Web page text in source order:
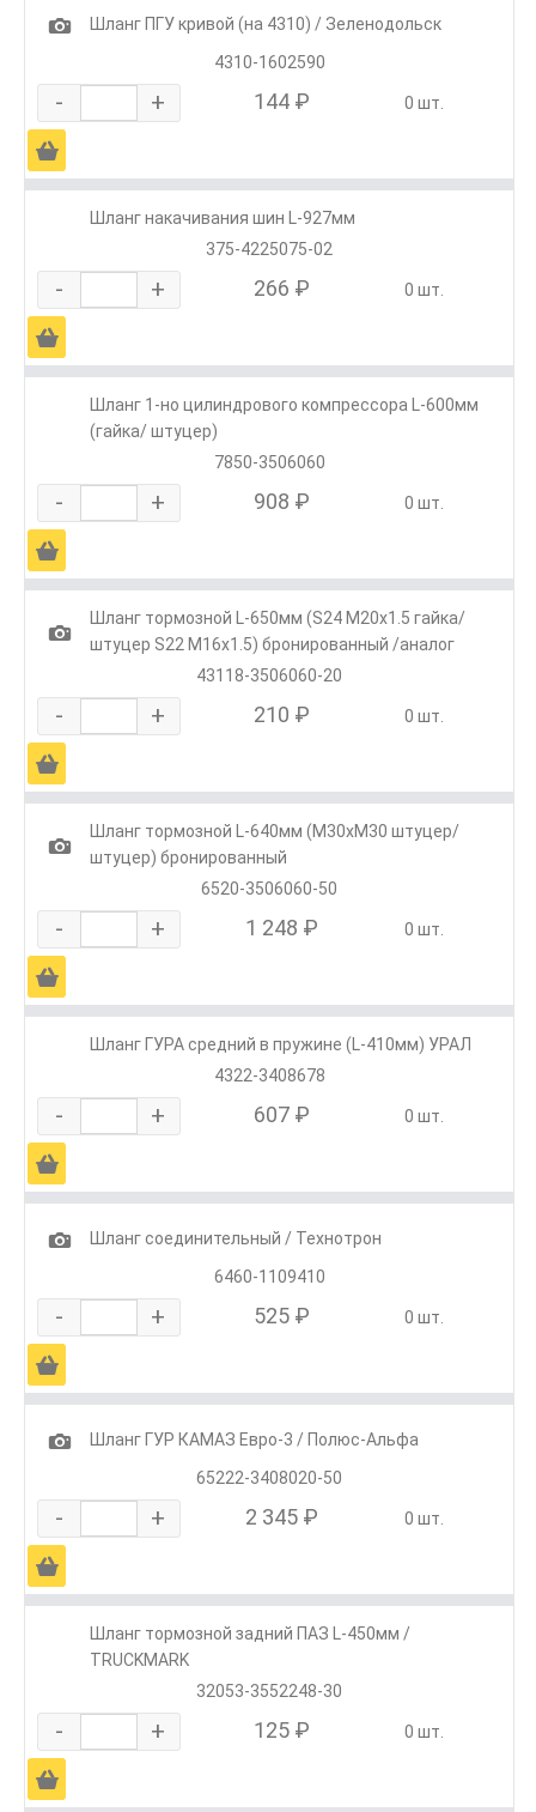
1
Шланг ПГУ кривой (на 4310) / Зеленодольск
4310-1602590
- + 144 ₽ 0 шт.
Ä
Шланг накачивания шин L-927мм
375-4225075-02
- + 266 ₽ 0 шт.
Ä
Шланг 1-но цилиндрового компрессора L-600мм
(гайка/ штуцер)
7850-3506060
- + 908 ₽ 0 шт.
Ä
1
Шланг тормозной L-650мм (S24 M20х1.5 гайка/
штуцер S22 M16х1.5) бронированный /аналог
43118-3506060-20
- + 210 ₽ 0 шт.
Ä
1
Шланг тормозной L-640мм (М30хМ30 штуцер/
штуцер) бронированный
6520-3506060-50
- + 1 248 ₽ 0 шт.
Ä
Шланг ГУРА средний в пружине (L-410мм) УРАЛ
4322-3408678
- + 607 ₽ 0 шт.
Ä
1
Шланг соединительный / Технотрон
6460-1109410
- + 525 ₽ 0 шт.
Ä
1
Шланг ГУР КАМАЗ Евро-3 / Полюс-Альфа
65222-3408020-50
- + 2 345 ₽ 0 шт.
Ä
Шланг тормозной задний ПАЗ L-450мм /
TRUCKMARK
32053-3552248-30
- + 125 ₽ 0 шт.
Ä